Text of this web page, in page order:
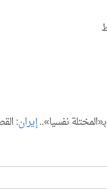
نفسيا»..إيران: